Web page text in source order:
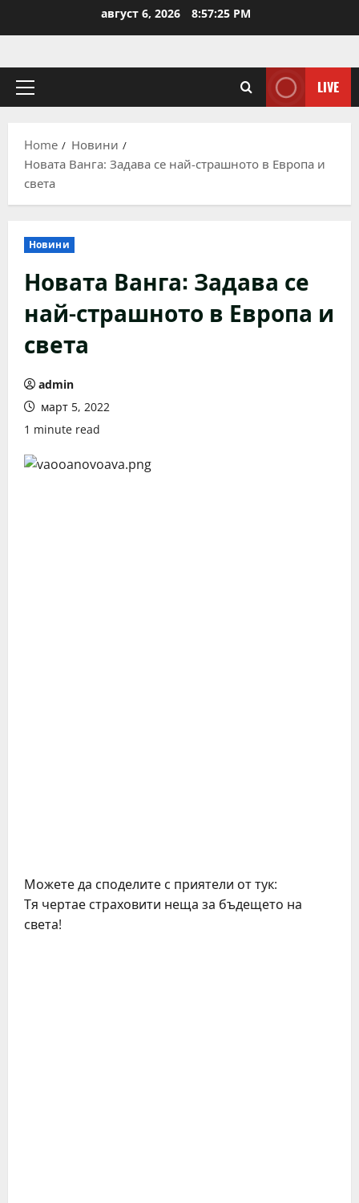
август 6, 2026 8:57:26 PM
Primary
LIVE
Home
Новини
Новата Ванга: Задава се най-страшното в Европа и
света
Новини
Новата Ванга: Задава се
най-страшното в Европа и
света
admin
март 5, 2022
1 minute read
Можете да споделите с приятели от тук:
Тя чертае страховити неща за бъдещето на
света!